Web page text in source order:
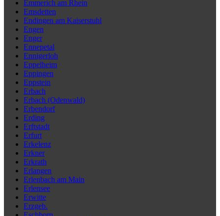
Emmerich am Rhein
Emsdetten
Endingen am Kaiserstuhl
Engen
Enger
Ennepetal
Ennigerloh
Eppelheim
Eppingen
Eppstein
Erbach
Erbach (Odenwald)
Erbendorf
Erding
Erftstadt
Erfurt
Erkelenz
Erkner
Erkrath
Erlangen
Erlenbach am Main
Erlensee
Erwitte
Erzgeb.